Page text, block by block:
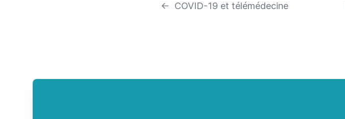
← COVID-19 et télémédecine